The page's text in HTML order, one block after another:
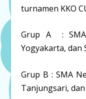
turnamen KKO
Grup A :
Yogyakarta, dan
Grup B : SMA
Tanjungsari,